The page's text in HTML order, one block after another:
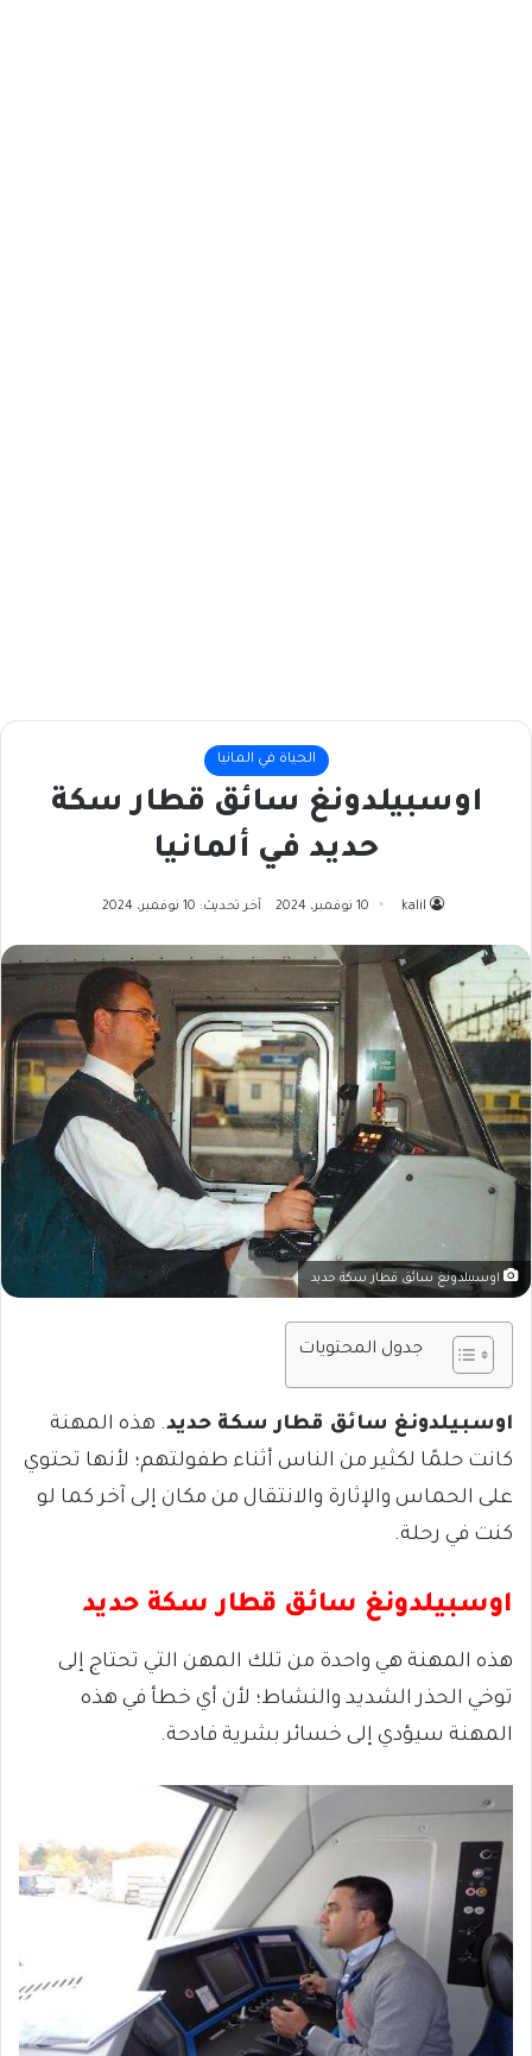
الحياة في المانيا
اوسبيلدونغ سائق قطار سكة
حديد في ألمانيا
kalil 10 نوفمبر، 2024 آخر تحديث: 10 نوفمبر، 2024
اوسبيلدونغ سائق قطار سكة حديد
جدول المحتويات
اوسبيلدونغ سائق قطار سكة حديد. هذه المهنة
كانت حلمًا لكثير من الناس أثناء طفولتهم؛ لأنها تحتوي
على الحماس والإثارة والانتقال من مكان إلى آخر كما لو
كنت في رحلة.
اوسبيلدونغ سائق قطار سكة حديد
هذه المهنة هي واحدة من تلك المهن التي تحتاج إلى
توخي الحذر الشديد والنشاط؛ لأن أي خطأ في هذه
المهنة سيؤدي إلى خسائر بشرية فادحة.